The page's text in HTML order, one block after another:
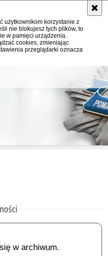
użytkownikom korzystanie z
nie blokujesz tych plików, to
w pamięci urządzenia.
cookies, zmieniając
przeglądarki oznacza
w archiwum.